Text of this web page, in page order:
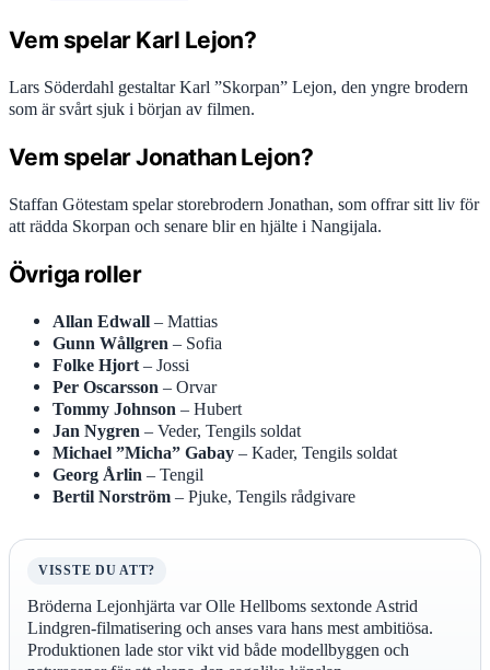
Vem spelar Karl Lejon?
Lars Söderdahl gestaltar Karl ”Skorpan” Lejon, den yngre brodern
som är svårt sjuk i början av filmen.
Vem spelar Jonathan Lejon?
Staffan Götestam spelar storebrodern Jonathan, som offrar sitt liv för
att rädda Skorpan och senare blir en hjälte i Nangijala.
Övriga roller
Allan Edwall – Mattias
Gunn Wållgren – Sofia
Folke Hjort– Jossi
Per Oscarsson – Orvar
Tommy Johnson – Hubert
Jan Nygren – Veder, Tengils soldat
Michael ”Micha” Gabay – Kader, Tengils soldat
Georg Årlin – Tengil
Bertil Norström – Pjuke, Tengils rådgivare
VISSTE DU ATT?
Bröderna Lejonhjärta var Olle Hellboms sextonde Astrid
Lindgren-filmatisering och anses vara hans mest ambitiösa.
Produktionen lade stor vikt vid både modellbyggen och